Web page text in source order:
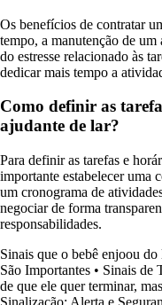
Os benefícios de contratar
tempo, a manutenção de
do estresse relacionado às
dedicar mais tempo a
Como definir as
ajudante de lar?
Para definir as tarefas e
importante estabelecer uma
um cronograma de
negociar de forma
responsabilidades.
Sinais que o bebê enjoou do
São Importantes • Sinais de
de que ele quer terminar,